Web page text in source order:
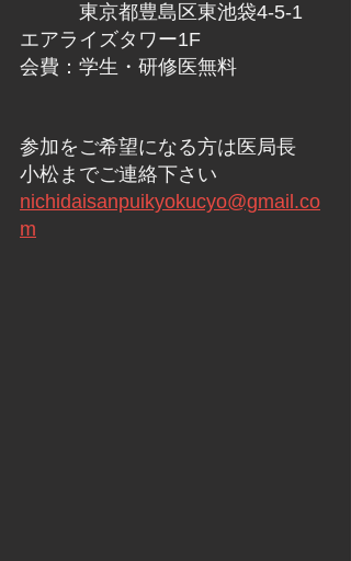
東京都豊島区東池袋4-5-1
エアライズタワー1F
会費：学生・研修医無料
参加をご希望になる方は医局長
小松までご連絡下さい
nichidaisanpuikyokucyo@gmail.co
m